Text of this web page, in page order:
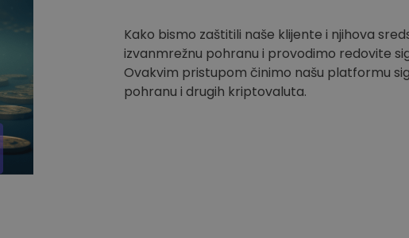
Kako bismo zaštitili naše klijente i njihova
izvanmrežnu pohranu i provodimo redovite
Ovakvim pristupom činimo našu platformu
pohranu i drugih kriptovaluta.